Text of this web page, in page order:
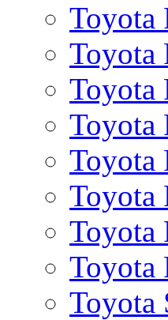
Toyota
Toyota
Toyota
Toyota
Toyota
Toyota
Toyota
Toyota
Toyota